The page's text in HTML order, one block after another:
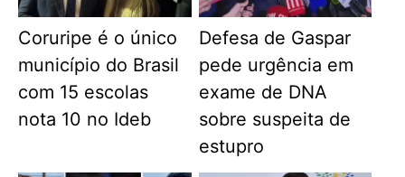
Coruripe é o único
município do Brasil
com 15 escolas
nota 10 no Ideb
Defesa de Gaspar
pede urgência em
exame de DNA
sobre suspeita de
estupro